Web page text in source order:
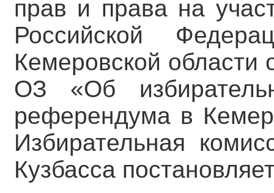
прав и права на
Российской
Кемеровской
ОЗ «Об
референдума в
Избирательная
Кузбасса